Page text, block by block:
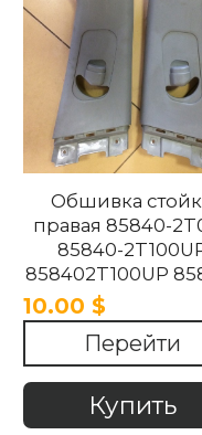
Обшивка
правая 85840-
85840-
858402T100UP
2T100UP KIA
2011-2018
10.00 $
Перейти
Купить